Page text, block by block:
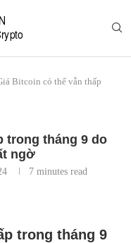
Bitcoin có thể vẫn thấp
trong tháng 9 do
ngờ
7 minutes read
trong tháng 9